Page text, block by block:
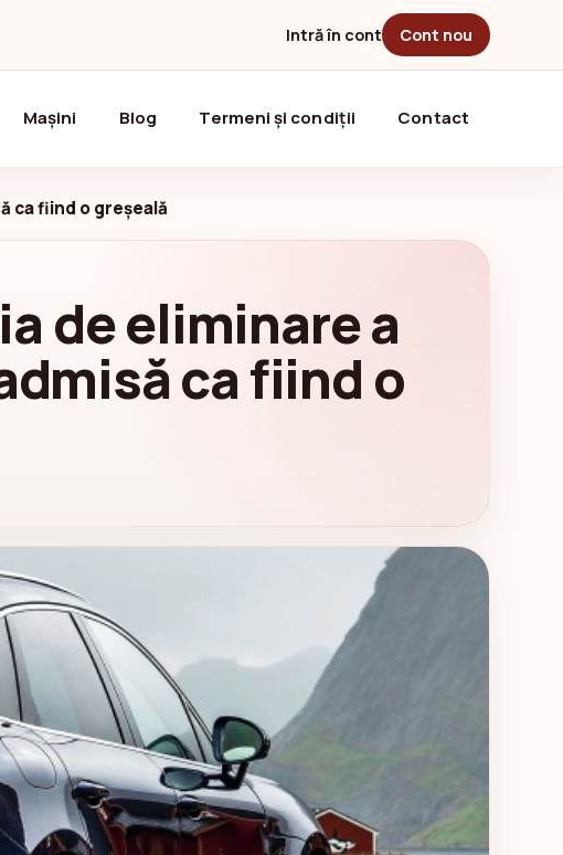
Intră în cont Cont nou
Mașini Blog Termeni și condiții Contact
ca fiind o greșeală
de eliminare a
ca fiind o